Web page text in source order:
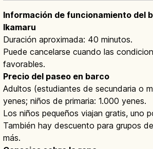
Información de funcionamiento del
Ikamaru
Duración aproximada: 40 minutos.
Puede cancelarse cuando las
favorables.
Precio del paseo en barco
Adultos (estudiantes de secundaria o
yenes; niños de primaria: 1.000 yenes.
Los niños pequeños viajan gratis, uno
También hay descuento para grupos
más.